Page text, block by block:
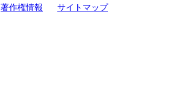
著作権情報 サイトマップ